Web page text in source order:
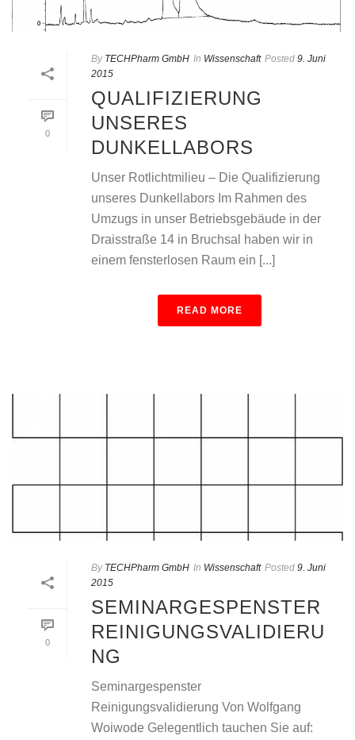
0
By TECHPharm GmbH In Wissenschaft Posted 9. Juni
2015
QUALIFIZIERUNG
UNSERES
DUNKELLABORS
Unser Rotlichtmilieu – Die Qualifizierung
unseres Dunkellabors Im Rahmen des
Umzugs in unser Betriebsgebäude in der
Draisstraße 14 in Bruchsal haben wir in
einem fensterlosen Raum ein [...]
READ MORE
0
By TECHPharm GmbH In Wissenschaft Posted 9. Juni
2015
SEMINARGESPENSTER
REINIGUNGSVALIDIERU
NG
Seminargespenster
Reinigungsvalidierung Von Wolfgang
Woiwode Gelegentlich tauchen Sie auf: